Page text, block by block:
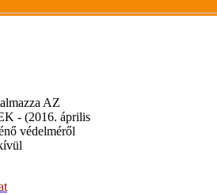
AZ
- (2016. április
védelméről